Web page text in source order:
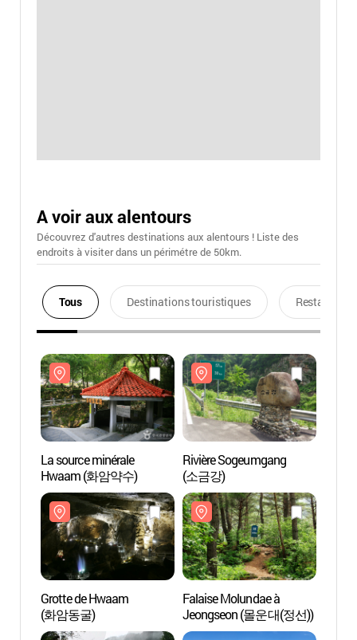
A voir aux alentours
Découvrez d'autres destinations aux alentours ! Liste des
endroits à visiter dans un périmétre de 50km.
Tous Destinations touristiques Restaurants
La source minérale
Hwaam (화암약수)
Rivière Sogeumgang
(소금강)
Grotte de Hwaam
(화암동굴)
Falaise Molundae à
Jeongseon (몰운대(정선))